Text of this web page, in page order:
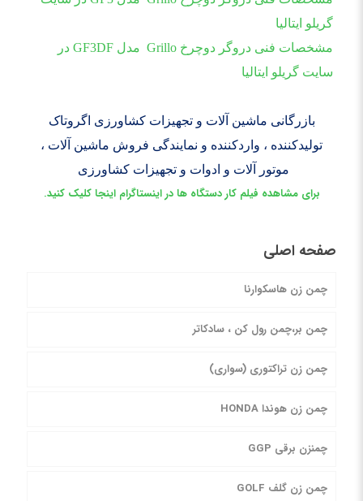
گریلو ایتالیا
مشخصات فنی دروگر دوچرخ Grillo مدل GF3DF در
سایت گریلو ایتالیا
بازرگانی ماشین آلات و تجهیزات کشاورزی اگروتاک
تولیدکننده ، واردکننده و نمایندگی فروش ماشین آلات ،
موتور آلات و ادوات و تجهیزات کشاورزی
برای مشاهده فیلم کار دستگاه ها در اینستاگرام اینجا کلیک کنید.
صفحه اصلی
چمن زن هاسکوارنا
چمن بر،چمن رول کن ، سادکاتر
چمن زن تراکتوری (سواری)
چمن زن هوندا HONDA
چمنزن برقی GGP
چمن زن گلف GOLF